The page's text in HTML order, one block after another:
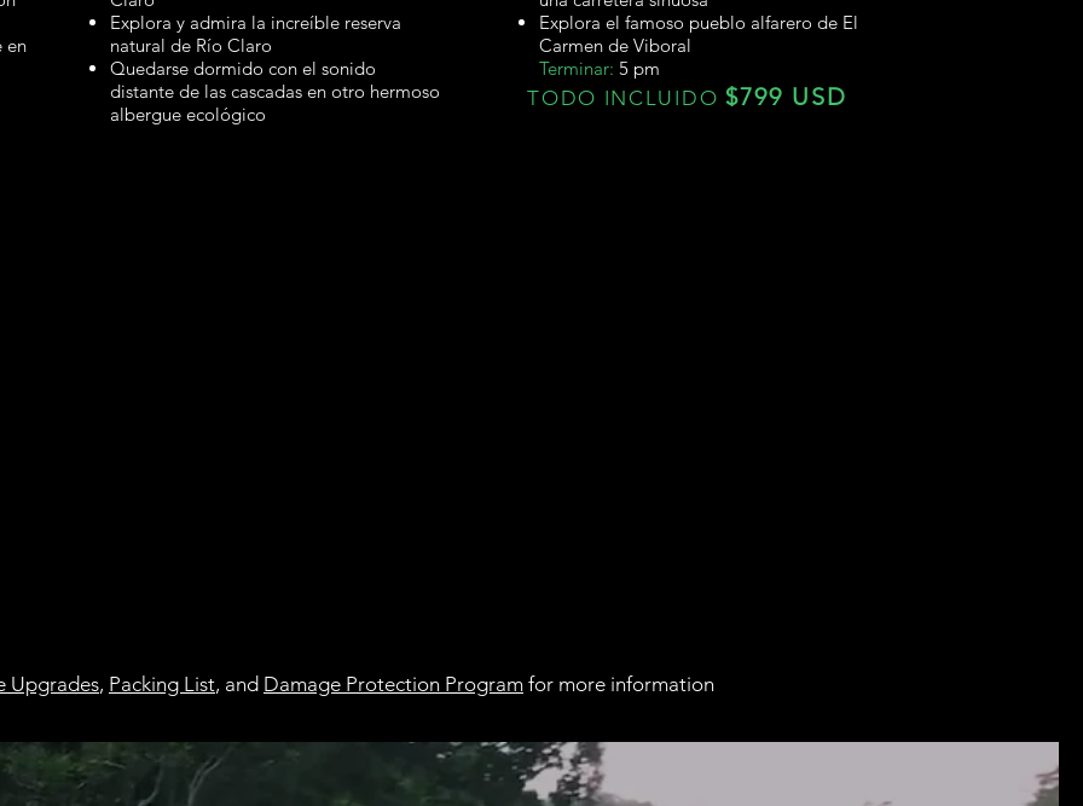
en
Explora y admira la increíble reserva
natural de Río Claro
Quedarse dormido con el sonido
distante de las cascadas en otro hermoso
albergue ecológico
Explora el famoso pueblo alfarero de El
Carmen de Viboral
Terminar: 5 pm
TODO INCLUIDO $799 USD
Upgrades, Packing List, and Damage Protection Program for more information